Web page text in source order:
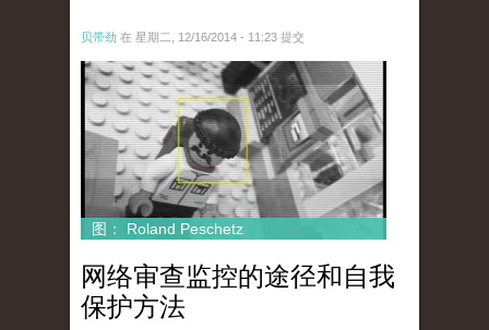
贝带劲 在 星期二, 12/16/2014 - 11:23 提交
untitled.jpg
图： Roland Peschetz
网络审查监控的途径和自我
保护方法